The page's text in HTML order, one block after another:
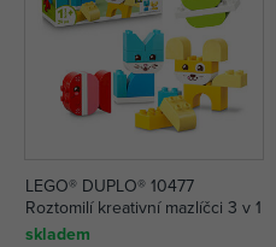
LEGO® DUPLO® 10477
Roztomilí kreativní mazlíčci 3 v 1
skladem